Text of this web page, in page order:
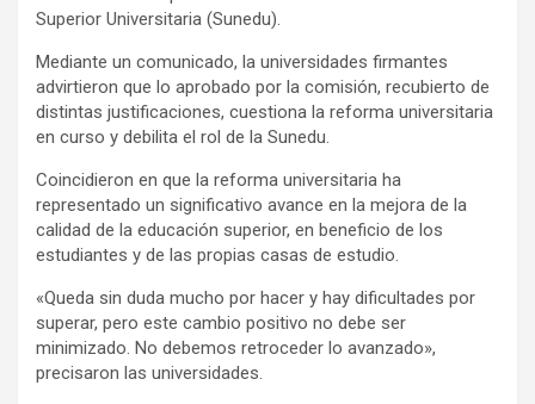
Superior Universitaria (Sunedu).
Mediante un comunicado, la universidades firmantes
advirtieron que lo aprobado por la comisión, recubierto de
distintas justificaciones, cuestiona la reforma universitaria
en curso y debilita el rol de la Sunedu.
Coincidieron en que la reforma universitaria ha
representado un significativo avance en la mejora de la
calidad de la educación superior, en beneficio de los
estudiantes y de las propias casas de estudio.
«Queda sin duda mucho por hacer y hay dificultades por
superar, pero este cambio positivo no debe ser
minimizado. No debemos retroceder lo avanzado»,
precisaron las universidades.